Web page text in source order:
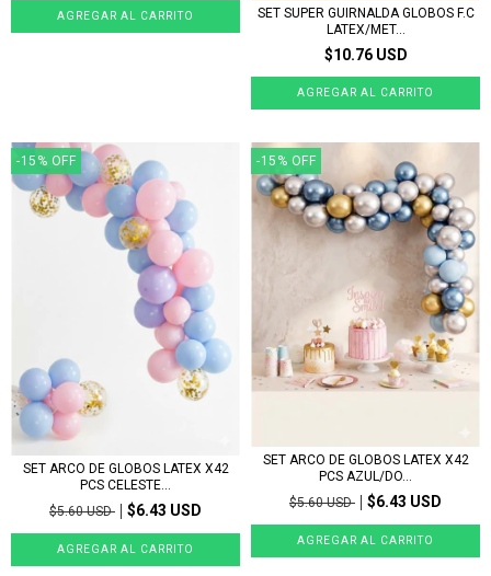
SET SUPER GUIRNALDA GLOBOS F.C
LATEX/MET...
$10.76 USD
-15 % OFF
SET ARCO DE GLOBOS LATEX X42
PCS CELESTE...
$5.60 USD
$6.43 USD
-15 % OFF
SET ARCO DE GLOBOS LATEX X42
PCS AZUL/DO...
$5.60 USD
$6.43 USD